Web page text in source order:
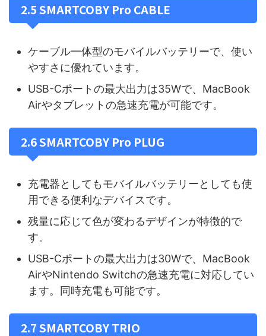
2.5 SMARTCOBY Pro CABLE
ケーブル一体型のモバイルバッテリーで、使い
やすさに優れています。
USB-Cポートの最大出力は35Wで、MacBook
Airやタブレットの急速充電が可能です。
2.6 SMARTCOBY Pro PLUG
充電器としてもモバイルバッテリーとしても使
用できる便利なデバイスです。
残量に応じて色が変わるデザインが特徴的で
す。
USB-Cポートの最大出力は30Wで、MacBook
AirやNintendo Switchの急速充電に対応してい
ます。同時充電も可能です。
2.7 SMARTCOBY TRIO